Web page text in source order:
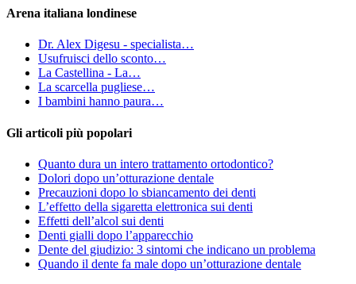
Arena italiana londinese
Dr. Alex Digesu - specialista…
Usufruisci dello sconto…
La Castellina - La…
La scarcella pugliese…
I bambini hanno paura…
Gli articoli più popolari
Quanto dura un intero trattamento ortodontico?
Dolori dopo un’otturazione dentale
Precauzioni dopo lo sbiancamento dei denti
L’effetto della sigaretta elettronica sui denti
Effetti dell’alcol sui denti
Denti gialli dopo l’apparecchio
Dente del giudizio: 3 sintomi che indicano un problema
Quando il dente fa male dopo un’otturazione dentale